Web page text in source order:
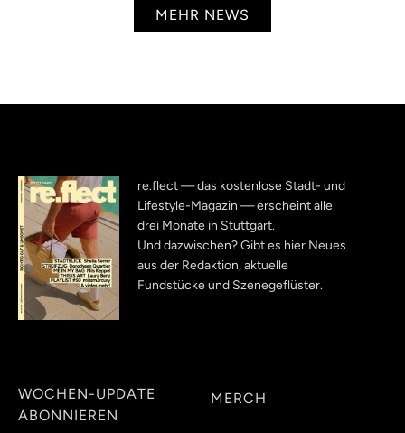
MEHR NEWS
re.flect — das kostenlose Stadt- und
Lifestyle-Magazin — erscheint alle
drei Monate in Stuttgart.
Und dazwischen? Gibt es hier Neues
aus der Redaktion, aktuelle
Fundstücke und Szenegeflüster.
WOCHEN-UPDATE
ABONNIEREN
MERCH